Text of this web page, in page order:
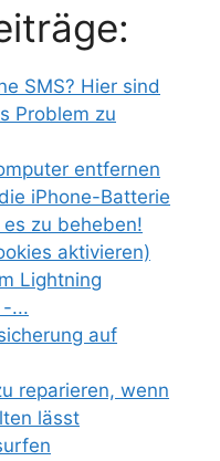
SMS? Hier sind
Problem zu
entfernen
iPhone-Batterie
es zu beheben!
aktivieren)
Lightning
-...
auf
reparieren, wenn
lässt